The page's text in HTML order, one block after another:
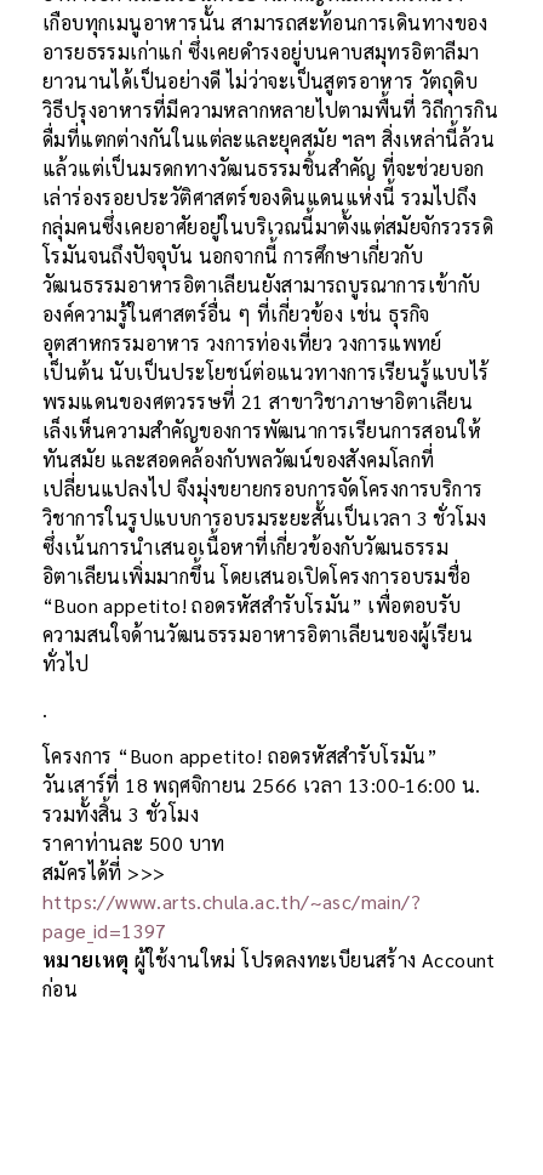
เกือบทุกเมนูอาหารนั้น สามารถสะท้อนการเดินทางของ
อารยธรรมเก่าแก่ ซึ่งเคยดำรงอยู่บนคาบสมุทรอิตาลีมา
ยาวนานได้เป็นอย่างดี ไม่ว่าจะเป็นสูตรอาหาร วัตถุดิบ
วิธีปรุงอาหารที่มีความหลากหลายไปตามพื้นที่ วิถีการกิน
ดื่มที่แตกต่างกันในแต่ละและยุคสมัย ฯลฯ สิ่งเหล่านี้ล้วน
แล้วแต่เป็นมรดกทางวัฒนธรรมชิ้นสำคัญ ที่จะช่วยบอก
เล่าร่องรอยประวัติศาสตร์ของดินแดนแห่งนี้ รวมไปถึง
กลุ่มคนซึ่งเคยอาศัยอยู่ในบริเวณนี้มาตั้งแต่สมัยจักรวรรดิ
โรมันจนถึงปัจจุบัน นอกจากนี้ การศึกษาเกี่ยวกับ
วัฒนธรรมอาหารอิตาเลียนยังสามารถบูรณาการเข้ากับ
องค์ความรู้ในศาสตร์อื่น ๆ ที่เกี่ยวข้อง เช่น ธุรกิจ
อุตสาหกรรมอาหาร วงการท่องเที่ยว วงการแพทย์
เป็นต้น นับเป็นประโยชน์ต่อแนวทางการเรียนรู้แบบไร้
พรมแดนของศตวรรษที่ 21 สาขาวิชาภาษาอิตาเลียน
เล็งเห็นความสำคัญของการพัฒนาการเรียนการสอนให้
ทันสมัย และสอดคล้องกับพลวัฒน์ของสังคมโลกที่
เปลี่ยนแปลงไป จึงมุ่งขยายกรอบการจัดโครงการบริการ
วิชาการในรูปแบบการอบรมระยะสั้นเป็นเวลา 3 ชั่วโมง
ซึ่งเน้นการนำเสนอเนื้อหาที่เกี่ยวข้องกับวัฒนธรรม
อิตาเลียนเพิ่มมากขึ้น โดยเสนอเปิดโครงการอบรมชื่อ
“Buon appetito! ถอดรหัสสำรับโรมัน” เพื่อตอบรับ
ความสนใจด้านวัฒนธรรมอาหารอิตาเลียนของผู้เรียน
ทั่วไป
.
โครงการ “Buon appetito! ถอดรหัสสำรับโรมัน”
วันเสาร์ที่ 18 พฤศจิกายน 2566 เวลา 13:00-16:00 น.
รวมทั้งสิ้น 3 ชั่วโมง
ราคาท่านละ 500 บาท
สมัครได้ที่ >>>
https://www.arts.chula.ac.th/~asc/main/?
page_id=1397
หมายเหตุ ผู้ใช้งานใหม่ โปรดลงทะเบียนสร้าง Account
ก่อน